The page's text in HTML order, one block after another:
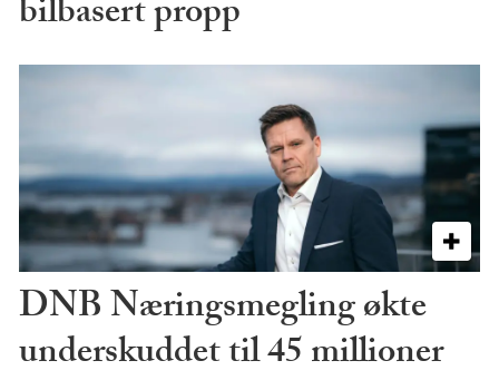
bilbasert propp
DNB Næringsmegling økte
underskuddet til 45 millioner